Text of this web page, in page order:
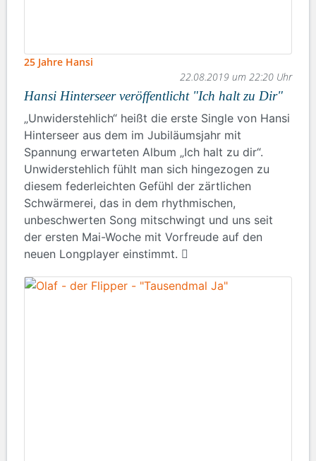
25 Jahre Hansi
22.08.2019 um 22:20 Uhr
Hansi Hinterseer veröffentlicht "Ich halt zu Dir"
„Unwiderstehlich“ heißt die erste Single von Hansi
Hinterseer aus dem im Jubiläumsjahr mit
Spannung erwarteten Album „Ich halt zu dir“.
Unwiderstehlich fühlt man sich hingezogen zu
diesem federleichten Gefühl der zärtlichen
Schwärmerei, das in dem rhythmischen,
unbeschwerten Song mitschwingt und uns seit
der ersten Mai-Woche mit Vorfreude auf den
neuen Longplayer einstimmt.